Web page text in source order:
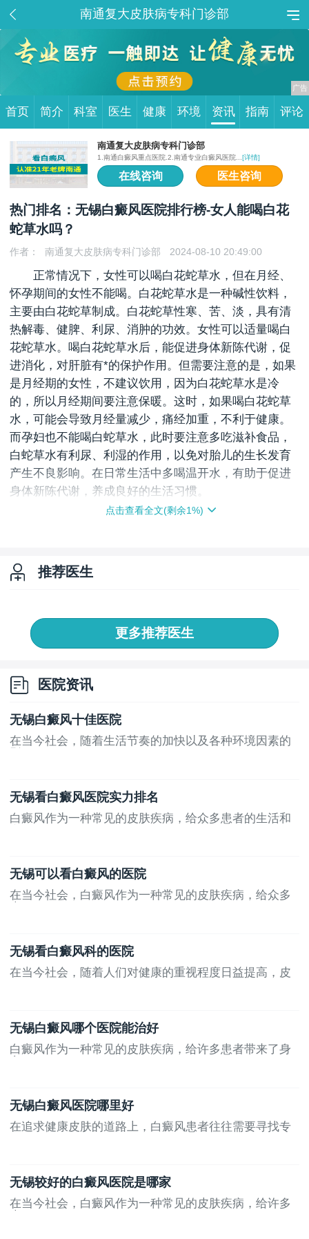
南通复大皮肤病专科门诊部
首页 简介 科室 医生 健康 环境 资讯 指南 评论
南通复大皮肤病专科门诊部
1.南通白癜风重点医院.2.南通专业白癜风医院... [详情]
在线咨询 医生咨询
热门排名：无锡白癜风医院排行榜-女人能喝白花
蛇草水吗？
作者： 南通复大皮肤病专科门诊部 2024-08-10 20:49:00
正常情况下，女性可以喝白花蛇草水，但在月经、
怀孕期间的女性不能喝。白花蛇草水是一种碱性饮料，
主要由白花蛇草制成。白花蛇草性寒、苦、淡，具有清
热解毒、健脾、利尿、消肿的功效。女性可以适量喝白
花蛇草水。喝白花蛇草水后，能促进身体新陈代谢，促
进消化，对肝脏有*的保护作用。但需要注意的是，如果
是月经期的女性，不建议饮用，因为白花蛇草水是冷
的，所以月经期间要注意保暖。这时，如果喝白花蛇草
水，可能会导致月经量减少，痛经加重，不利于健康。
而孕妇也不能喝白蛇草水，此时要注意多吃滋补食品，
白蛇草水有利尿、利湿的作用，以免对胎儿的生长发育
产生不良影响。在日常生活中多喝温开水，有助于促进
身体新陈代谢，养成良好的生活习惯。
点击查看全文(剩余1%)
推荐医生
更多推荐医生
医院资讯
无锡白癜风十佳医院
在当今社会，随着生活节奏的加快以及各种环境因素的
无锡看白癜风医院实力排名
白癜风作为一种常见的皮肤疾病，给众多患者的生活和
无锡可以看白癜风的医院
在当今社会，白癜风作为一种常见的皮肤疾病，给众多
无锡看白癜风科的医院
在当今社会，随着人们对健康的重视程度日益提高，皮
无锡白癜风哪个医院能治好
白癜风作为一种常见的皮肤疾病，给许多患者带来了身
无锡白癜风医院哪里好
在追求健康皮肤的道路上，白癜风患者往往需要寻找专
无锡较好的白癜风医院是哪家
在当今社会，白癜风作为一种常见的皮肤疾病，给许多